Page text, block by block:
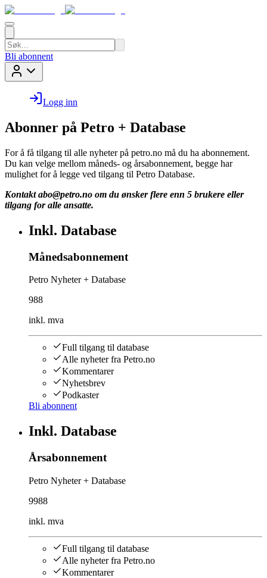
Bli abonnent
Logg inn
Abonner på Petro + Database
For å få tilgang til alle nyheter på petro.no må du ha abonnement.
Du kan velge mellom måneds- og årsabonnement, begge har
mulighet for å legge ved tilgang til Petro Database.
Kontakt abo@petro.no om du ønsker flere enn 5 brukere eller
tilgang for alle ansatte.
Inkl. Database
Månedsabonnement
Petro Nyheter + Database
988
inkl. mva
Full tilgang til database
Alle nyheter fra Petro.no
Kommentarer
Nyhetsbrev
Podkaster
Bli abonnent
Inkl. Database
Årsabonnement
Petro Nyheter + Database
9988
inkl. mva
Full tilgang til database
Alle nyheter fra Petro.no
Kommentarer